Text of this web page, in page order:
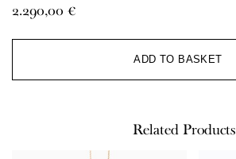
2.290,00 €
ADD TO BASKET
Related Products